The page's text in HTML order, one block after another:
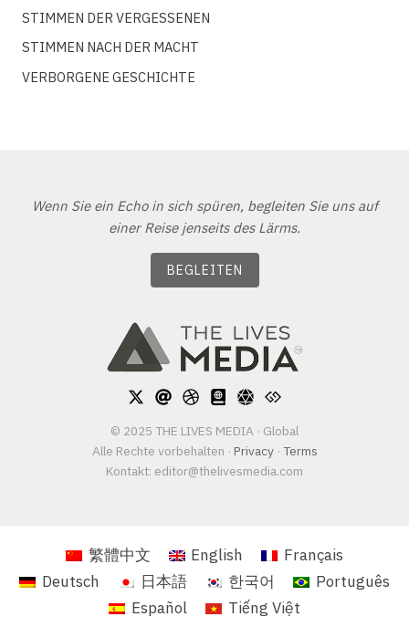
STIMMEN DER VERGESSENEN
STIMMEN NACH DER MACHT
VERBORGENE GESCHICHTE
Wenn Sie ein Echo in sich spüren, begleiten Sie uns auf
einer Reise jenseits des Lärms.
BEGLEITEN
© 2025 THE LIVES MEDIA · Global
Alle Rechte vorbehalten · Privacy· Terms
Kontakt: editor@thelivesmedia.com
繁體中文 English
Français
Deutsch
日本語 한국어
Português
Español
Tiếng Việt